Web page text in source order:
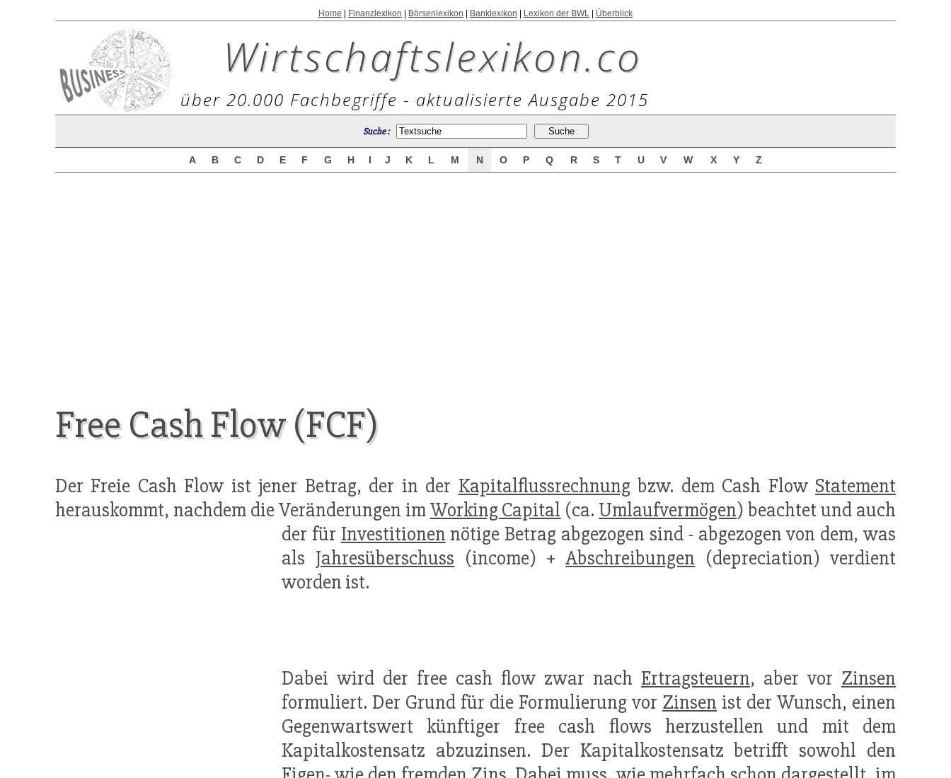
Home Finanzlexikon Börsenlexikon Banklexikon Lexikon der BWL Überblick
Wirtschaftslexikon.co
über 20.000 Fachbegriffe - aktualisierte Ausgabe 2015
Suche :
A B C D E F G H I J K L M N O P Q R S T U V W X Y Z
Free Cash Flow (FCF)
Der Freie Cash Flow ist jener Betrag, der in der Kapitalflussrechnungbzw. dem Cash Flow Statement
herauskommt, nachdem die Veränderungen imWorking Capital (ca. Umlaufvermögen) beachtet und auch
der für Investitionen nötige Betrag abgezogen sind - abgezogen von dem, was
als Jahresüberschuss (income) +Abschreibungen (depreciation) verdient
worden ist.
Dabei wird der free cash flow zwar nach Ertragsteuern, aber vor Zinsen
formuliert. Der Grund für die Formulierung vor Zinsen ist der Wunsch, einen
Gegenwartswert künftiger free cash flows herzustellen und mit dem
Kapitalkostensatz abzuzinsen. Der Kapitalkostensatz betrifft sowohl den